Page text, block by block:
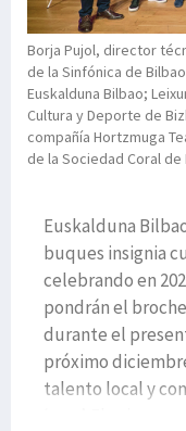
Borja Pujol, director
de la Sinfónica de
Euskalduna Bilbao;
Cultura y Deporte de
compañía Hortzmuga
de la Sociedad Coral
Euskalduna
buques insignia
celebrando en
pondrán el
durante el
próximo
talento local y